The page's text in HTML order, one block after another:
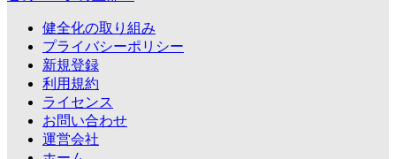
健全化の取り組み
プライバシーポリシー
新規登録
利用規約
ライセンス
お問い合わせ
運営会社